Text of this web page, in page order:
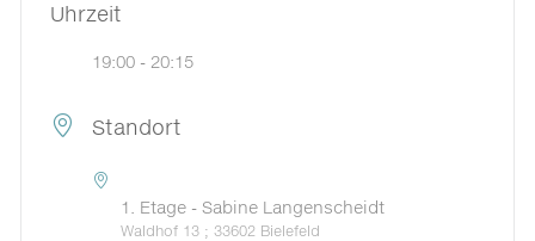
Uhrzeit
19:00 - 20:15
Standort
1. Etage - Sabine Langenscheidt
Waldhof 13 ; 33602 Bielefeld